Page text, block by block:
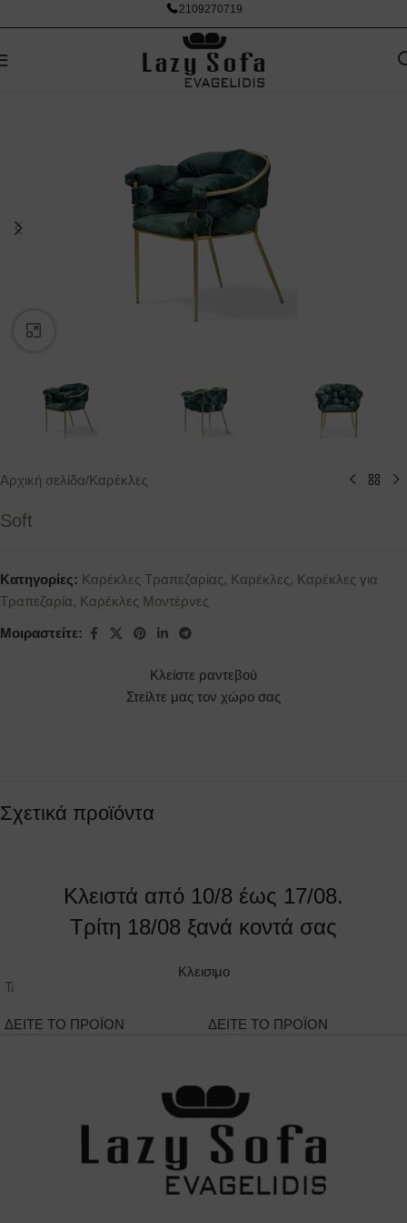
Κλειστά από 10/8 έως 17/08.
Τρίτη 18/08 ξανά κοντά σας
Κλεισιμο
2109270719
Αρχική σελίδα/Καρέκλες
Soft
Κατηγορίες: Καρέκλες Τραπεζαρίας, Καρέκλες, Καρέκλες για
Τραπεζαρία, Καρέκλες Μοντέρνες
Μοιραστείτε:
Κλείστε ραντεβού
Στείλτε μας τον χώρο σας
Σχετικά προϊόντα
Tattoo
ΔΕΙΤΕ ΤΟ ΠΡΟΪΟΝ ΔΕΙΤΕ ΤΟ ΠΡΟΪΟΝ